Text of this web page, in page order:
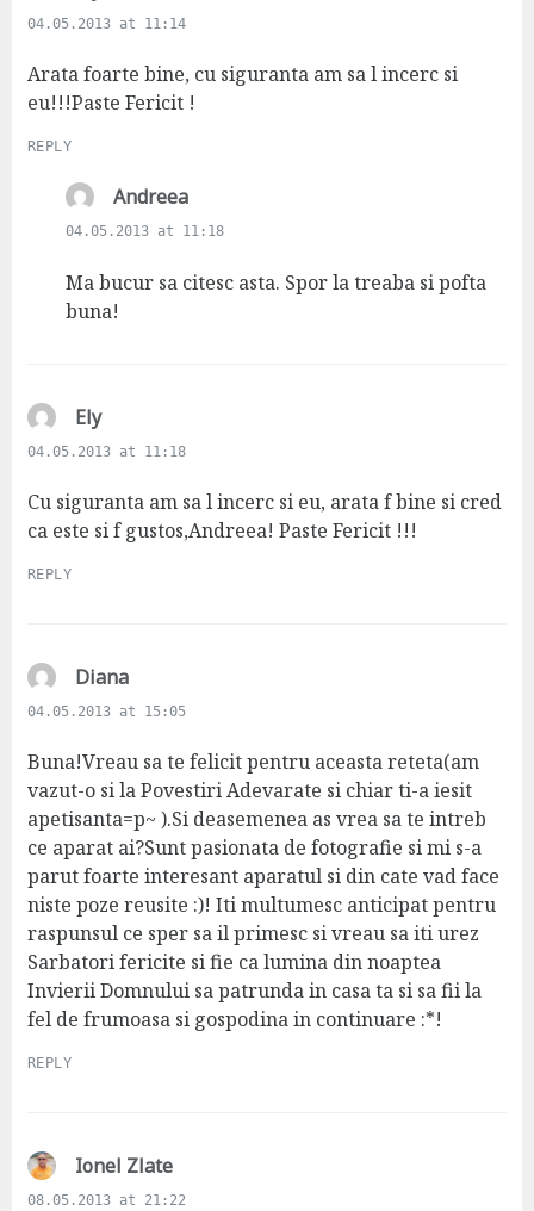
a
s
:
04.05.2013 at 11:14
Arata foarte bine, cu siguranta am sa l incerc si
eu!!!Paste Fericit !
REPLY
Andreeas
a
s
04.05.2013 at 11:18
Ma bucur sa citesc asta. Spor la treaba si pofta
buna!
Elys
a
s
:
04.05.2013 at 11:18
Cu siguranta am sa l incerc si eu, arata f bine si cred
ca este si f gustos,Andreea! Paste Fericit !!!
REPLY
Dianas
a
s
:
04.05.2013 at 15:05
Buna!Vreau sa te felicit pentru aceasta reteta(am
vazut-o si la Povestiri Adevarate si chiar ti-a iesit
apetisanta=p~ ).Si deasemenea as vrea sa te intreb
ce aparat ai?Sunt pasionata de fotografie si mi s-a
parut foarte interesant aparatul si din cate vad face
niste poze reusite :)! Iti multumesc anticipat pentru
raspunsul ce sper sa il primesc si vreau sa iti urez
Sarbatori fericite si fie ca lumina din noaptea
Invierii Domnului sa patrunda in casa ta si sa fii la
fel de frumoasa si gospodina in continuare :*!
REPLY
Ionel Zlates
a
08.05.2013 at 21:22